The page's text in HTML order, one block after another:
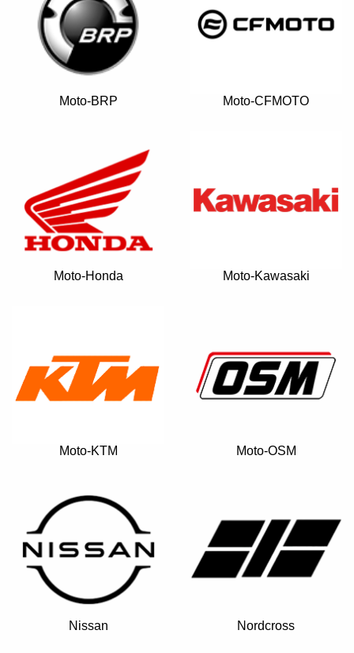
Moto-BRP Moto-CFMOTO
Moto-Honda Moto-Kawasaki
Moto-KTM Moto-OSM
Nissan Nordcross